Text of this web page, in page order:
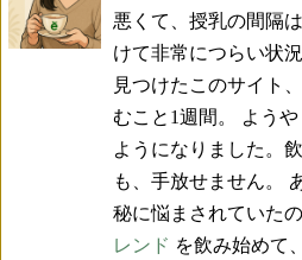
悪くて、授乳の間隔
けて非常につらい状
見つけたこのサイト
むこと1週間。 よう
ようになりました。
も、手放せません。
秘に悩まされていた
レンド を飲み始めて